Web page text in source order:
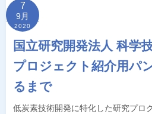
7
9月
2020
国立研究開発法人 科学
プロジェクト紹介用パ
るまで
低炭素技術開発に特化した研究プロ